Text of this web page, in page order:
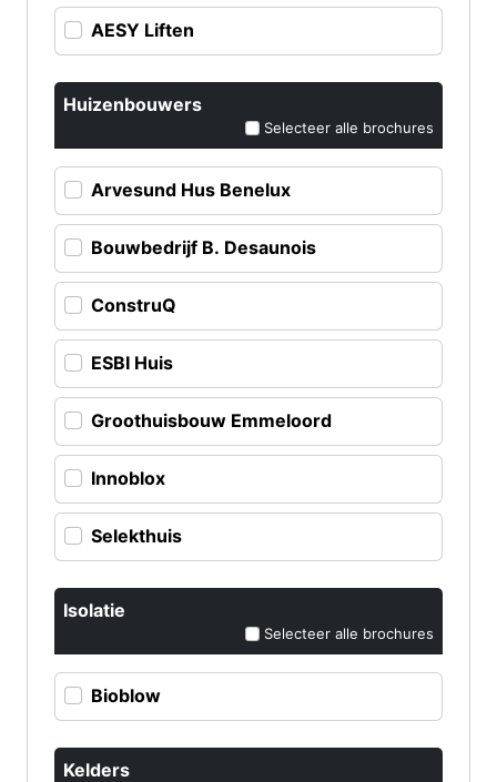
AESY Liften
Huizenbouwers
Selecteer alle brochures
Arvesund Hus Benelux
Bouwbedrijf B. Desaunois
ConstruQ
ESBI Huis
Groothuisbouw Emmeloord
Innoblox
Selekthuis
Isolatie
Selecteer alle brochures
Bioblow
Kelders